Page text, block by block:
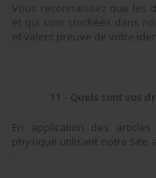
Vous reconnaissez que les
et qui sont stockées dans
et valent preuve de votre
11 - Quels sont vos
En application des
physique utilisant notre Site
: